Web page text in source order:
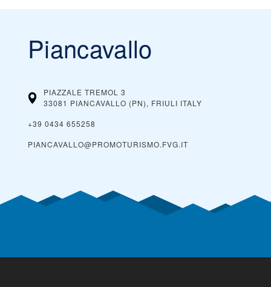
Piancavallo
PIAZZALE TREMOL 3
33081 PIANCAVALLO (PN), FRIULI ITALY
+39 0434 655258
PIANCAVALLO@PROMOTURISMO.FVG.IT